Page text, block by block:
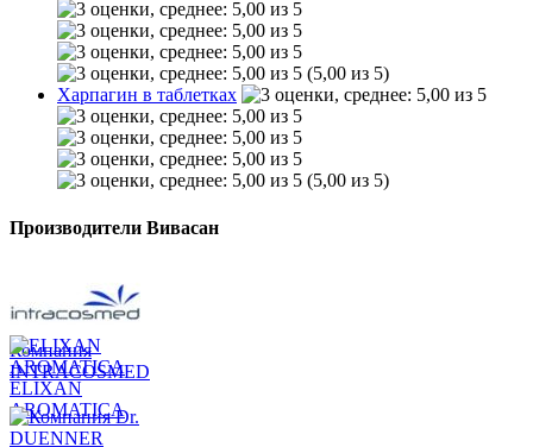
(5,00 из 5)
Харпагин в таблетках
(5,00 из 5)
Производители Вивасан
Компания
INTRACOSMED
ELIXAN
AROMATICA